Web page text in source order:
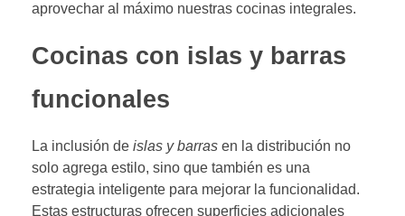
aprovechar al máximo nuestras cocinas integrales.
Cocinas con islas y barras
funcionales
La inclusión de islas y barras en la distribución no
solo agrega estilo, sino que también es una
estrategia inteligente para mejorar la funcionalidad.
Estas estructuras ofrecen superficies adicionales